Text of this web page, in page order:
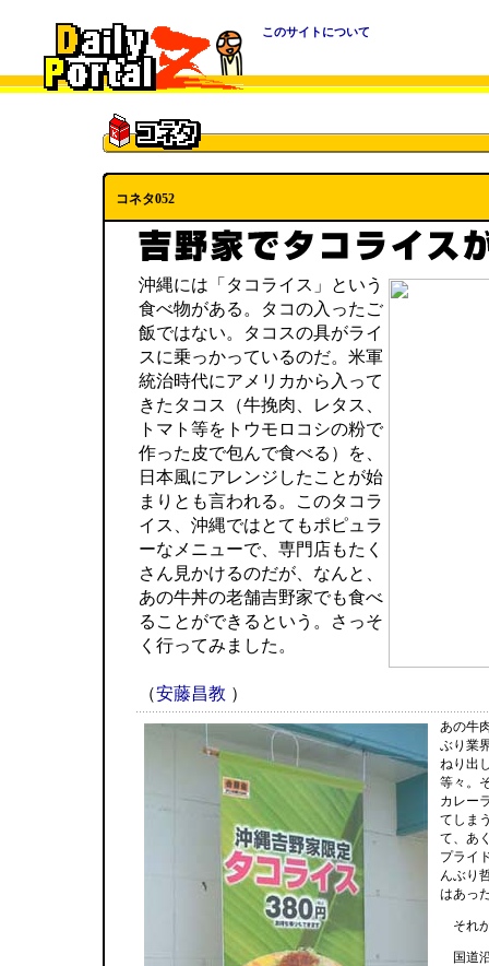
このサイトについて
コネタ052
沖縄には「タコライス」という
食べ物がある。タコの入ったご
飯ではない。タコスの具がライ
スに乗っかっているのだ。米軍
統治時代にアメリカから入って
きたタコス（牛挽肉、レタス、
トマト等をトウモロコシの粉で
作った皮で包んで食べる）を、
日本風にアレンジしたことが始
まりとも言われる。このタコラ
イス、沖縄ではとてもポピュラ
ーなメニューで、専門店もたく
さん見かけるのだが、なんと、
あの牛丼の老舗吉野家でも食べ
ることができるという。さっそ
く行ってみました。
（安藤昌教 ）
あの牛
ぶり業
ねり出
等々。
カレー
てしま
て、あ
プライ
んぶり
はあっ
それ
国道